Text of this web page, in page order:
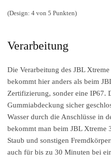
(Design: 4 von 5 Punkten)
Verarbeitung
Die Verarbeitung des JBL
bekommt hier anders als beim
Zertifizierung, sonder eine IP67.
Gummiabdeckung sicher
Wasser durch die Anschlüsse in
bekommt man beim JBL Xtreme
Staub und sonstigen
auch für bis zu 30 Minuten bei